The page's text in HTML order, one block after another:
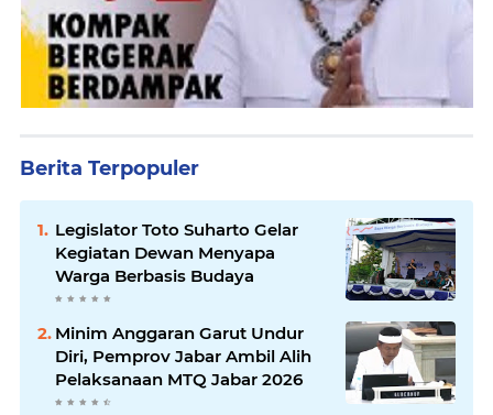
Berita Terpopuler
Legislator Toto Suharto Gelar
Kegiatan Dewan Menyapa
Warga Berbasis Budaya
Minim Anggaran Garut Undur
Diri, Pemprov Jabar Ambil Alih
Pelaksanaan MTQ Jabar 2026